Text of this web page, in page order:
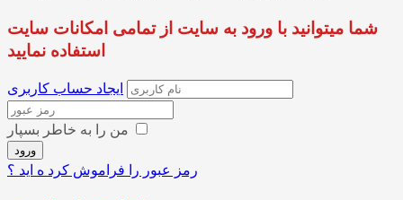
شما میتوانید با ورود به سایت از تمامی امکانات سایت
استفاده نمایید
ایجاد حساب کاربری
من را به خاطر بسپار
رمز عبور را فراموش کرد ه اید ؟